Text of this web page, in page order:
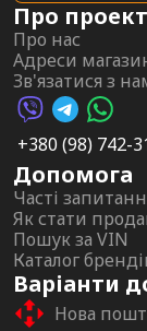
Про проект
Про нас
Адреси
Зв'язатися з
Viber AutoPalma
Telegram
+380 (98) 742-
Допомога
Часті
Як стати
Пошук за VIN
Каталог
Варіанти
Нова